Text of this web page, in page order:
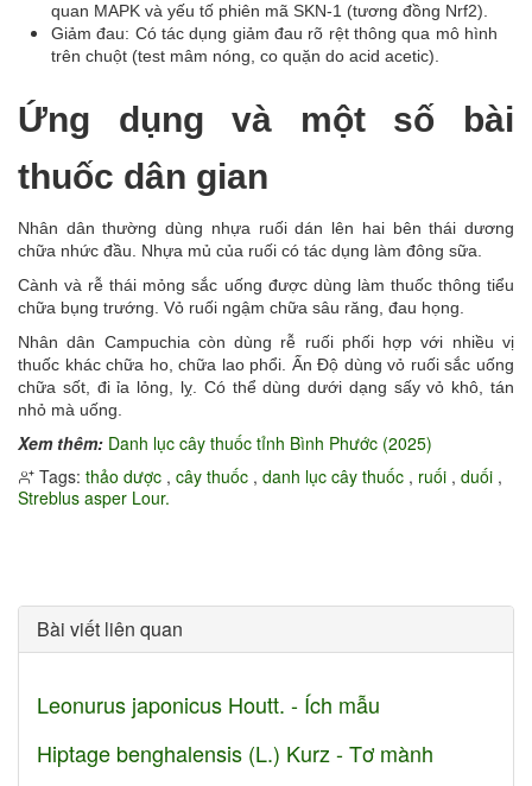
quan MAPK và yếu tố phiên mã SKN-1 (tương đồng Nrf2).
Giảm đau: Có tác dụng giảm đau rõ rệt thông qua mô hình
trên chuột (test mâm nóng, co quặn do acid acetic).
Ứng dụng và một số bài
thuốc dân gian
Nhân dân thường dùng nhựa ruối dán lên hai bên thái dương
chữa nhức đầu. Nhựa mủ của ruối có tác dụng làm đông sữa.
Cành và rễ thái mỏng sắc uống được dùng làm thuốc thông tiểu
chữa bụng trướng. Vỏ ruối ngậm chữa sâu răng, đau họng.
Nhân dân Campuchia còn dùng rễ ruối phối hợp với nhiều vị
thuốc khác chữa ho, chữa lao phổi. Ấn Độ dùng vỏ ruối sắc uống
chữa sốt, đi ỉa lỏng, lỵ. Có thể dùng dưới dạng sấy vỏ khô, tán
nhỏ mà uống.
Xem thêm: Danh lục cây thuốc tỉnh Bình Phước (2025)
Tags: thảo dược , cây thuốc , danh lục cây thuốc , ruối , duối ,
Streblus asper Lour.
Bài viết liên quan
Leonurus japonicus Houtt. - Ích mẫu
Hiptage benghalensis (L.) Kurz - Tơ mành